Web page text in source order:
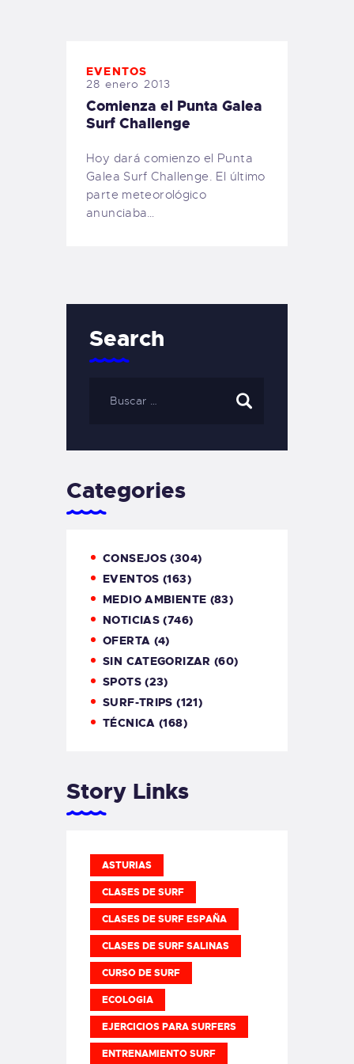
EVENTOS
28 enero 2013
Comienza el Punta Galea
Surf Challenge
Hoy dará comienzo el Punta
Galea Surf Challenge. El último
parte meteorológico
anunciaba…
Search
Categories
CONSEJOS (304)
EVENTOS (163)
MEDIO AMBIENTE (83)
NOTICIAS (746)
OFERTA (4)
SIN CATEGORIZAR (60)
SPOTS(23)
SURF-TRIPS (121)
TÉCNICA (168)
Story Links
ASTURIAS
CLASES DE SURF
CLASES DE SURF ESPAÑA
CLASES DE SURF SALINAS
CURSO DE SURF
ECOLOGIA
EJERCICIOS PARA SURFERS
ENTRENAMIENTO SURF